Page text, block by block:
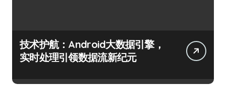
技术护航：Android大数据引擎，
实时处理引领数据流新纪元